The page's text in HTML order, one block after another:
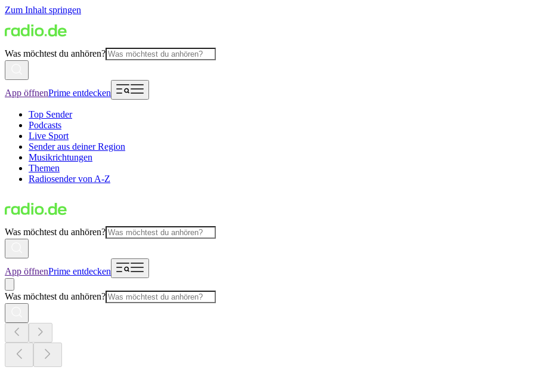
Zum Inhalt springen
Was möchtest du anhören?
App öffnenPrime entdecken
Top Sender
Podcasts
Live Sport
Sender aus deiner Region
Musikrichtungen
Themen
Radiosender von A-Z
Was möchtest du anhören?
App öffnenPrime entdecken
Was möchtest du anhören?